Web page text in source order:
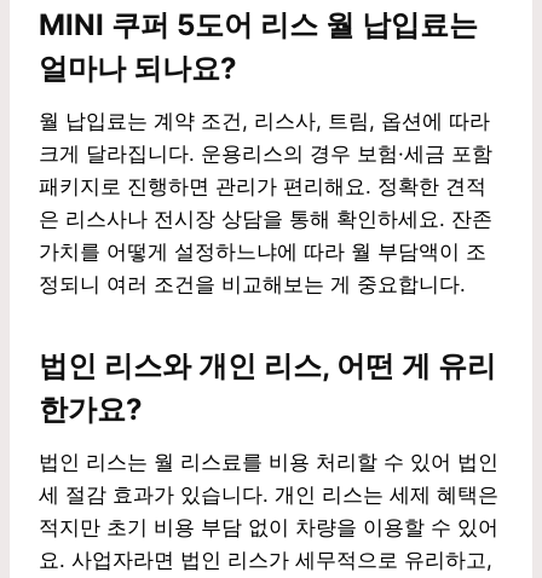
MINI 쿠퍼 5도어 리스 월 납입료는
얼마나 되나요?
월 납입료는 계약 조건, 리스사, 트림, 옵션에 따라
크게 달라집니다. 운용리스의 경우 보험·세금 포함
패키지로 진행하면 관리가 편리해요. 정확한 견적
은 리스사나 전시장 상담을 통해 확인하세요. 잔존
가치를 어떻게 설정하느냐에 따라 월 부담액이 조
정되니 여러 조건을 비교해보는 게 중요합니다.
법인 리스와 개인 리스, 어떤 게 유리
한가요?
법인 리스는 월 리스료를 비용 처리할 수 있어 법인
세 절감 효과가 있습니다. 개인 리스는 세제 혜택은
적지만 초기 비용 부담 없이 차량을 이용할 수 있어
요. 사업자라면 법인 리스가 세무적으로 유리하고,